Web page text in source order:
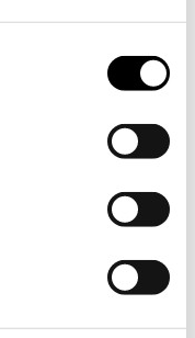
*